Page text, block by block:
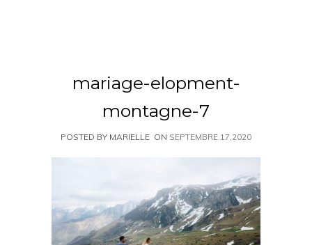
mariage-elopment-
montagne-7
POSTED BY MARIELLE ON SEPTEMBRE 17,2020